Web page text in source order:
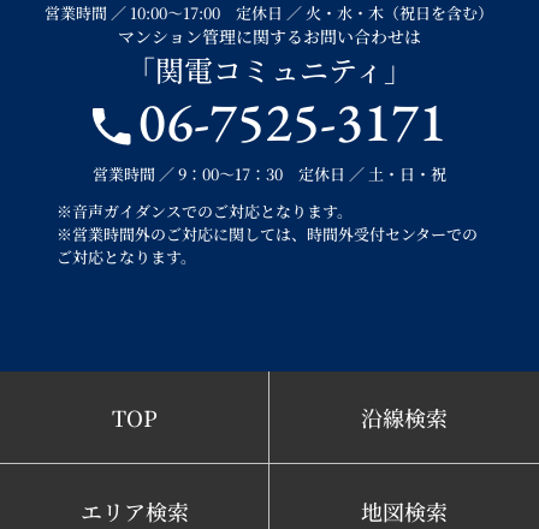
営業時間 ／ 10:00～17:00 定休日 ／ 火・水・木（祝日を含む）
マンション管理に関するお問い合わせは
「関電コミュニティ」
06-7525-3171
営業時間 ／ 9：00～17：30 定休日 ／ 土・日・祝
※音声ガイダンスでのご対応となります。
※営業時間外のご対応に関しては、時間外受付センターでの
ご対応となります。
TOP 沿線検索
エリア検索 地図検索